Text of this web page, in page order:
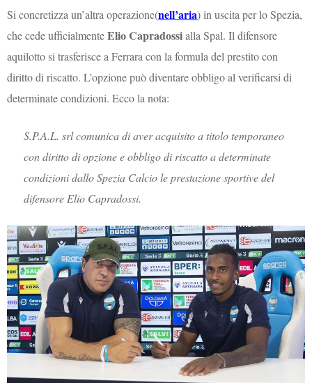
Si concretizza un’altra operazione(nell’aria) in uscita per lo Spezia,
che cede ufficialmenteElio Capradossialla Spal. Il difensore
aquilotto si trasferisce a Ferrara con la formula del prestito con
diritto di riscatto. L’opzione può diventare obbligo al verificarsi di
determinate condizioni. Ecco la nota:
S.P.A.L. srl comunica di aver acquisito a titolo temporaneo
con diritto di opzione e obbligo di riscatto a determinate
condizioni dallo Spezia Calcio le prestazione sportive del
difensore Elio Capradossi.